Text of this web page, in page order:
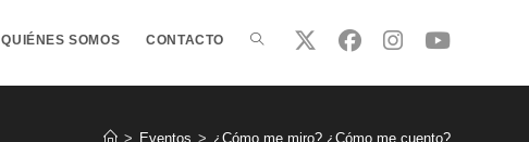
QUIÉNES SOMOS CONTACTO ALTERNAR
> Eventos > ¿Cómo me miro? ¿Cómo me cuento?